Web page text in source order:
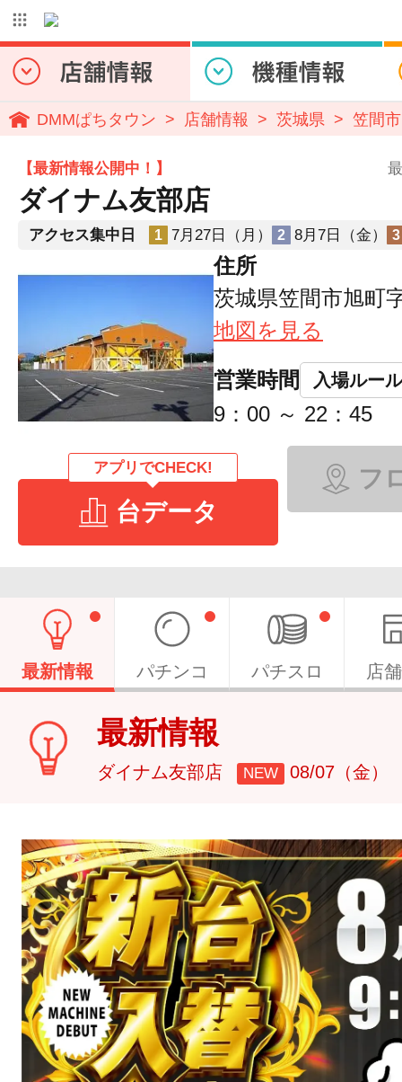
DMMぱちタウン 店舗情報 茨城県 笠間市
【最新情報公開中！】
ダイナム友部店
アクセス集中日 1 7月27日（月） 2 8月7日（金） 3
住所
茨城県笠間市旭町
地図を見る
営業時間 入場ルール
9：00 ～ 22：45
アプリでCHECK!
台データ
フ
最新情報 パチンコ パチスロ 店
最新情報
ダイナム友部店 NEW 08/07（金）